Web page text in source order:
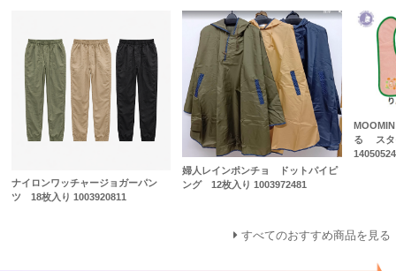
ナイロンワッチャージョガーパン
ツ 18枚入り 1003920811
婦人レインポンチョ ドットパイピ
ング 12枚入り 1003972481
る スタ
すべてのおすすめ商品を見る